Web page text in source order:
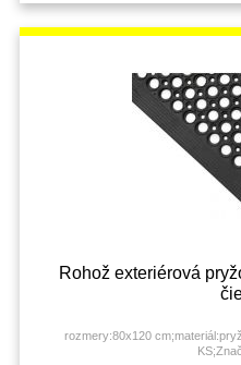
Rohož exteriérová
rozmery:80x120